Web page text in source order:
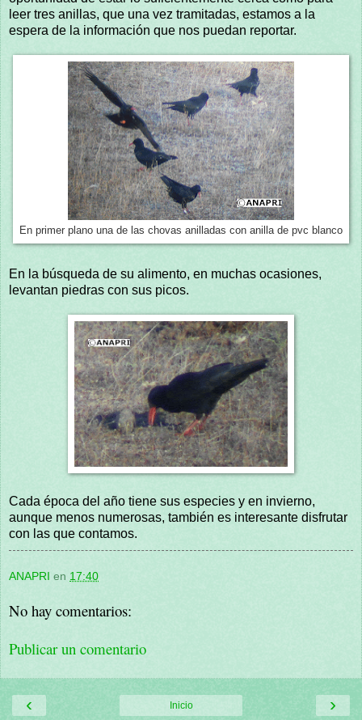
leer tres anillas, que una vez tramitadas, estamos a la
espera de la información que nos puedan reportar.
En primer plano una de las chovas anilladas con anilla de pvc blanco
En la búsqueda de su alimento, en muchas ocasiones,
levantan piedras con sus picos.
Cada época del año tiene sus especies y en invierno,
aunque menos numerosas, también es interesante disfrutar
con las que contamos.
ANAPRI en 17:40
No hay comentarios:
Publicar un comentario
‹ ›
Inicio